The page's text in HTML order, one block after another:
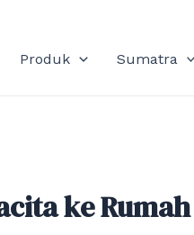
Produk Sumatra
ke